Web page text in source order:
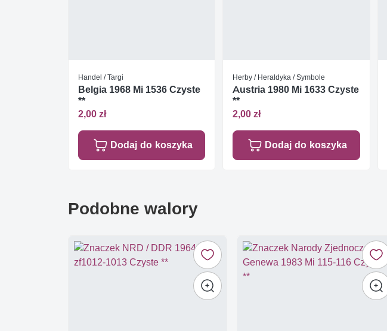
Handel / Targi
Belgia 1968 Mi 1536 Czyste
**
2,00 zł
Dodaj do koszyka
Herby / Heraldyka / Symbole
Austria 1980 Mi 1633 Czyste
**
2,00 zł
Dodaj do koszyka
Podobne walory